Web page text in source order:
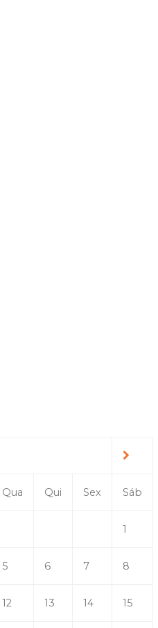
Qua Qui Sex Sáb
1
5 6 7 8
12 13 14 15